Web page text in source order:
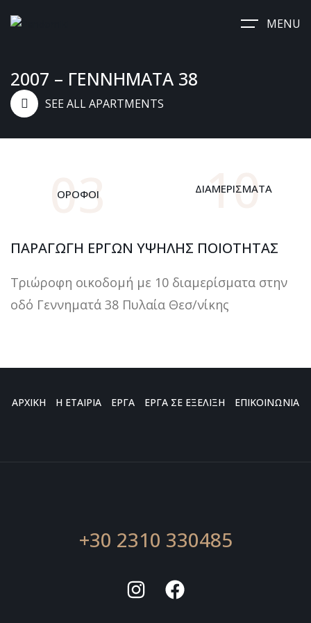
MENU
2007 – ΓΕΝΝΗΜΑΤΑ 38
SEE ALL APARTMENTS
03
ΟΡΟΦΟΙ 10
ΔΙΑΜΕΡΙΣΜΑΤΑ
ΠΑΡΑΓΩΓΉ ΈΡΓΩΝ ΥΨΗΛΉΣ ΠΟΙΌΤΗΤΑΣ
Τριώροφη οικοδομή με 10 διαμερίσματα στην
οδό Γεννηματά 38 Πυλαία Θεσ/νίκης
ΑΡΧΙΚΗ Η ΕΤΑΙΡΙΑ ΕΡΓΑ ΕΡΓΑ ΣΕ ΕΞΕΛΙΞΗ ΕΠΙΚΟΙΝΩΝΙΑ
+30 2310 330485